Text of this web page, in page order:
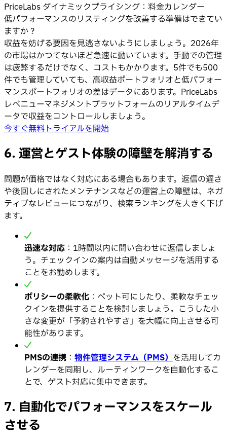
PriceLabs ダイナミックプライシング：料金カレンダー
低パフォーマンスのリスティングを改善する準備はできてい
ますか？
収益を妨げる要因を見逃さないようにしましょう。2026年
の市場はかつてないほど急速に動いています。手動での管理
は疲弊するだけでなく、コストもかかります。5件でも500
件でも管理していても、高収益ポートフォリオと低パフォー
マンスポートフォリオの差はデータにあります。PriceLabs
レベニューマネジメントプラットフォームのリアルタイムデ
ータで収益をコントロールしましょう。
今すぐ無料トライアルを開始
6. 運営とゲスト体験の障壁を解消する
問題が価格ではなく対応にある場合もあります。返信の遅さ
や後回しにされたメンテナンスなどの運営上の障壁は、ネガ
ティブなレビューにつながり、検索ランキングを大きく下げ
ます。
迅速な対応 ：1時間以内に問い合わせに返信しましょ
う。チェックインの案内は自動メッセージを活用する
ことをお勧めします。
ポリシーの柔軟化 ：ペット可にしたり、柔軟なチェッ
クインを提供することを検討しましょう。こうした小
さな変更が「予約されやすさ」を大幅に向上させる可
能性があります。
PMSの連携 ： 物件管理システム（PMS） を活用してカ
レンダーを同期し、ルーティンワークを自動化するこ
とで、ゲスト対応に集中できます。
7. 自動化でパフォーマンスをスケール
させる